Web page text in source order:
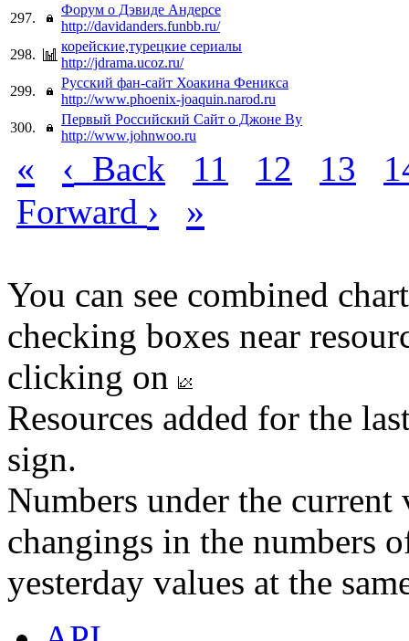
297.
Форум о Дэвиде Андерсе
http://davidanders.funbb.ru/
298.
корейские,турецкие сериалы
http://jdrama.ucoz.ru/
299.
Русский фан-сайт Хоакина Феникса
http://www.phoenix-joaquin.narod.ru
300.
Первый Российский Сайт о Джоне Ву
http://www.johnwoo.ru
« ‹ Back 11 12 13
Forward › »
You can see combined
checking boxes near
clicking on
Resources added for the
sign.
Numbers under the
changings in the numbers
yesterday values at the